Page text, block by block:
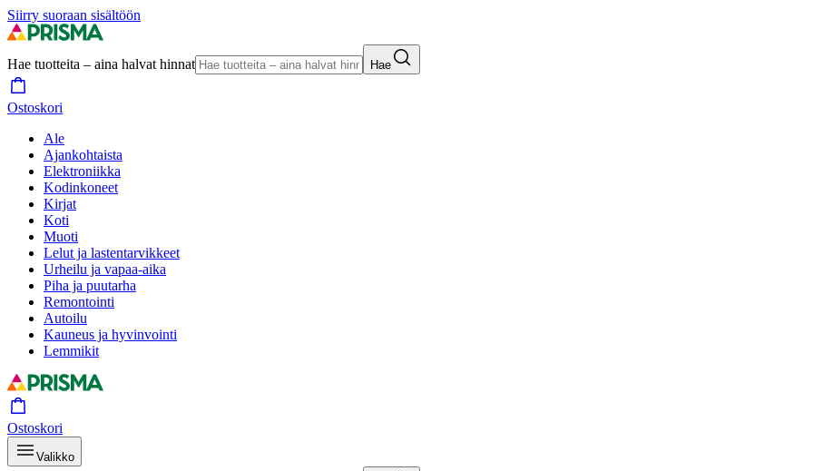
Siirry suoraan sisältöön
Hae tuotteita – aina halvat hinnat Hae
Ostoskori
Ale
Ajankohtaista
Elektroniikka
Kodinkoneet
Kirjat
Koti
Muoti
Lelut ja lastentarvikkeet
Urheilu ja vapaa-aika
Piha ja puutarha
Remontointi
Autoilu
Kauneus ja hyvinvointi
Lemmikit
Ostoskori
Valikko